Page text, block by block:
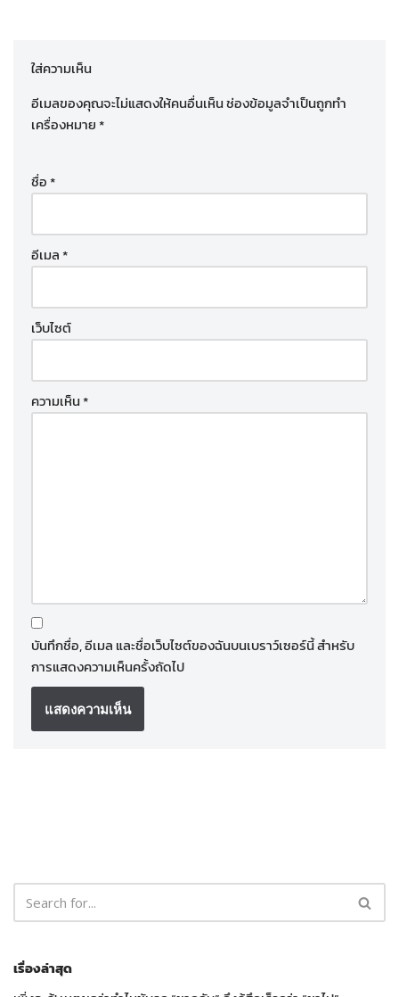
ใส่ความเห็น
อีเมลของคุณจะไม่แสดงให้คนอื่นเห็นช่องข้อมูลจำเป็นถูกทำ
เครื่องหมาย*
ชื่อ*
อีเมล*
เว็บไซต์
ความเห็น*
บันทึกชื่อ, อีเมล และชื่อเว็บไซต์ของฉันบนเบราว์เซอร์นี้ สำหรับ
การแสดงความเห็นครั้งถัดไป
เรื่องล่าสุด